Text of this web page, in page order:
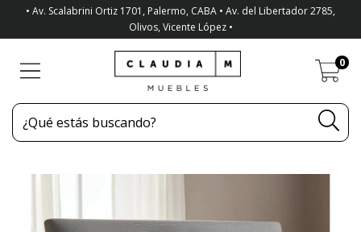
• Av. Scalabrini Ortiz 1701, Palermo, CABA • Av. del Libertador 2785,
Olivos, Vicente López •
0